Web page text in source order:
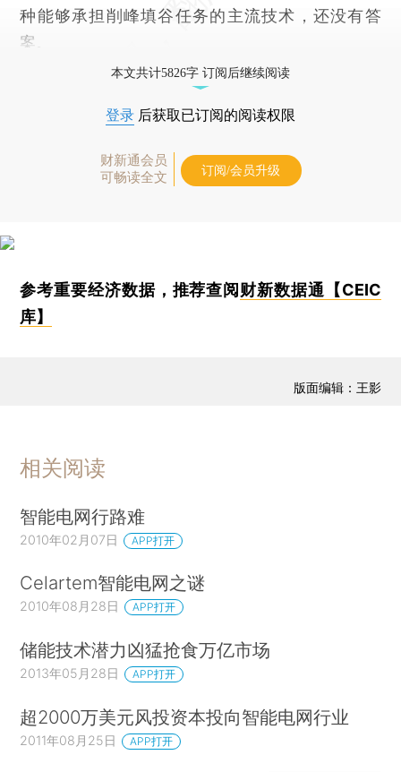
种能够承担削峰填谷任务的主流技术，还没有答
案。
本文共计5826字 订阅后继续阅读
登录 后获取已订阅的阅读权限
财新通会员
可畅读全文
订阅/会员升级
参考重要经济数据，推荐查阅 财新数据通【CEIC
库】
版面编辑：王影
相关阅读
智能电网行路难
2010年02月07日 APP打开
Celartem智能电网之谜
2010年08月28日 APP打开
储能技术潜力凶猛抢食万亿市场
2013年05月28日 APP打开
超2000万美元风投资本投向智能电网行业
2011年08月25日 APP打开